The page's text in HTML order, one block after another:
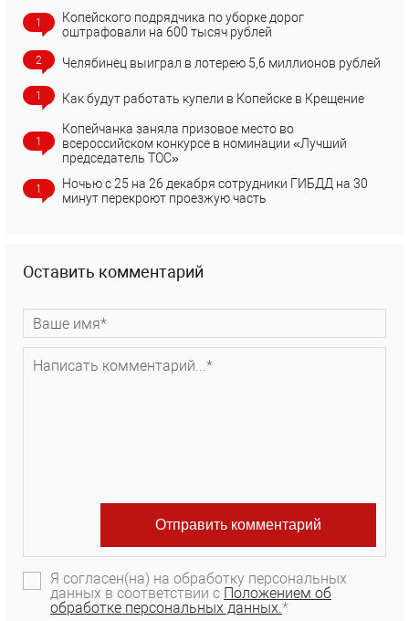
1
Копейского подрядчика по уборке дорог
оштрафовали на 600 тысяч рублей
2 Челябинец выиграл в лотерею 5,6 миллионов рублей
1 Как будут работать купели в Копейске в Крещение
1
Копейчанка заняла призовое место во
всероссийском конкурсе в номинации «Лучший
председатель ТОС»
1
Ночью с 25 на 26 декабря сотрудники ГИБДД на 30
минут перекроют проезжую часть
Оставить комментарий
Я согласен(на) на обработку персональных
данных в соответствии с Положением об
обработке персональных данных.*